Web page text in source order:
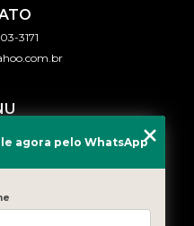
3171
agora pelo WhatsApp